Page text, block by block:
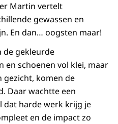
Martin vertelt
gewassen en
En dan… oogsten maar!
de gekleurde
en schoenen vol klei, maar
gezicht, komen de
Daar wachtte een
dat harde werk krijg je
en de impact zo